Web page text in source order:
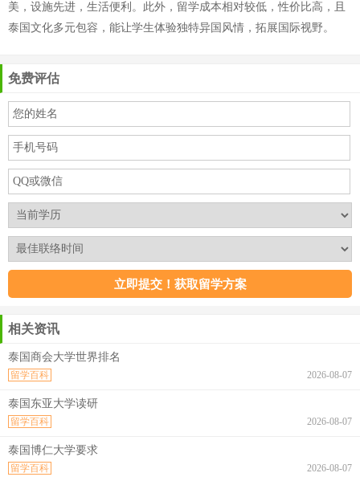
美，设施先进，生活便利。此外，留学成本相对较低，性价比高，且
泰国文化多元包容，能让学生体验独特异国风情，拓展国际视野。
免费评估
相关资讯
泰国商会大学世界排名
2026-08-07
留学百科
泰国东亚大学读研
2026-08-07
留学百科
泰国博仁大学要求
2026-08-07
留学百科